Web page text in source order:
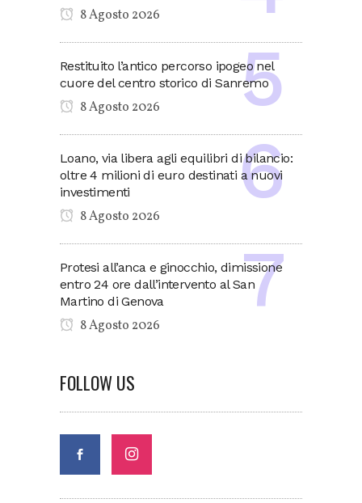
8 Agosto 2026
Restituito l’antico percorso ipogeo nel
cuore del centro storico di Sanremo
8 Agosto 2026
Loano, via libera agli equilibri di bilancio:
oltre 4 milioni di euro destinati a nuovi
investimenti
8 Agosto 2026
Protesi all’anca e ginocchio, dimissione
entro 24 ore dall’intervento al San
Martino di Genova
8 Agosto 2026
FOLLOW US